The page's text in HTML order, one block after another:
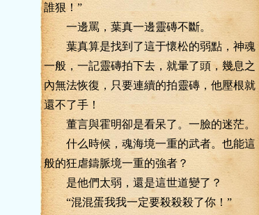
誰狠！”
一邊罵，葉真一邊靈磚不斷。
葉真算是找到了這于懷松的弱點，神魂
一般，一記靈磚拍下去，就暈了頭，幾息之
內無法恢復，只要連續的拍靈磚，他壓根就
還不了手！
董言與霍明卻是看呆了。一臉的迷茫。
什么時候，魂海境一重的武者。也能這
般的狂虐鑄脈境一重的強者？
是他們太弱，還是這世道變了？
“混混蛋我我一定要殺殺殺了你！”